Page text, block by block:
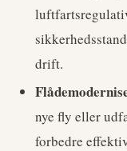
drift.
nye fly eller
forbedre